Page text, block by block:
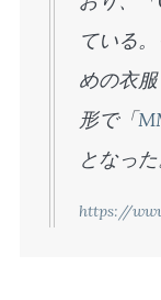
ている
めの衣
形で「
となった
https://